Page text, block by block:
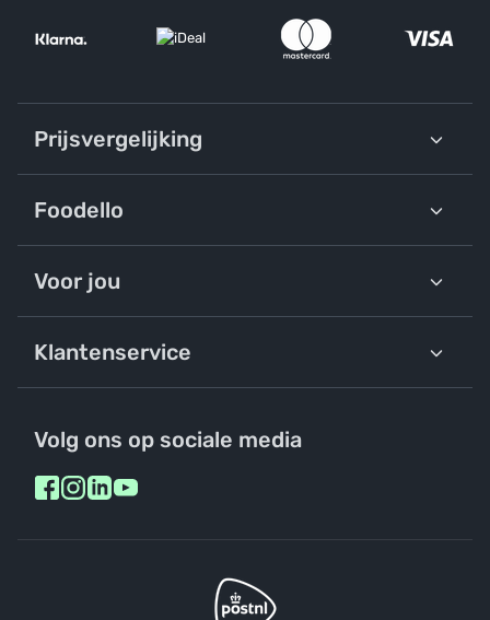
Prijsvergelijking
Foodello
Voor jou
Klantenservice
Volg ons op sociale media